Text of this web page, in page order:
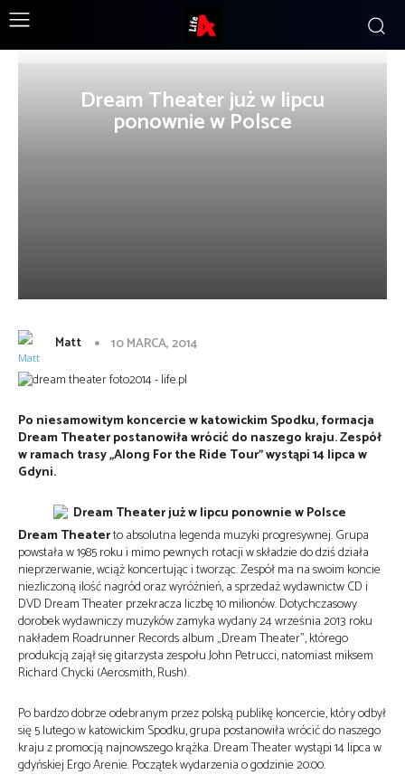
Dream Theater już w lipcu
ponownie w Polsce
Matt 10 MARCA, 2014
Po niesamowitym koncercie w katowickim Spodku, formacja
Dream Theater postanowiła wrócić do naszego kraju. Zespół
w ramach trasy „Along For the Ride Tour” wystąpi 14 lipca w
Gdyni.
Dream Theaterto absolutna legenda muzyki progresywnej. Grupa
powstała w 1985 roku i mimo pewnych rotacji w składzie do dziś działa
nieprzerwanie, wciąż koncertując i tworząc. Zespół ma na swoim koncie
niezliczoną ilość nagród oraz wyróżnień, a sprzedaż wydawnictw CD i
DVD Dream Theater przekracza liczbę 10 milionów. Dotychczasowy
dorobek wydawniczy muzyków zamyka wydany 24 września 2013 roku
nakładem Roadrunner Records album „Dream Theater”, którego
produkcją zajął się gitarzysta zespołu John Petrucci, natomiast miksem
Richard Chycki (Aerosmith, Rush).
Po bardzo dobrze odebranym przez polską publikę koncercie, który odbył
się 5 lutego w katowickim Spodku, grupa postanowiła wrócić do naszego
kraju z promocją najnowszego krążka. Dream Theater wystąpi 14 lipca w
gdyńskiej Ergo Arenie. Początek wydarzenia o godzinie 20:00.